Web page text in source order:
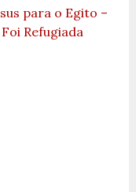
para o Egito –
Refugiada